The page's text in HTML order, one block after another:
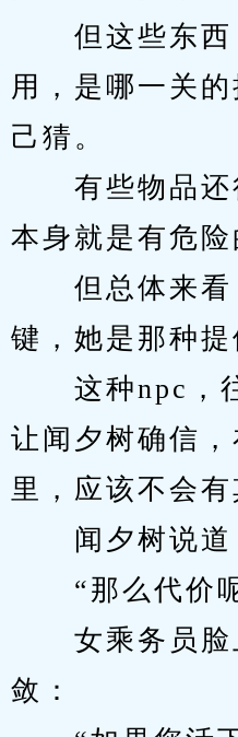
但这些东西
用，是哪一关
己猜。
有些物品还
本身就是有危险
但总体来看
键，她是那种提
这种npc，往
让闻夕树确信
里，应该不会有
闻夕树说道
“那么代价
女乘务员脸
敛：